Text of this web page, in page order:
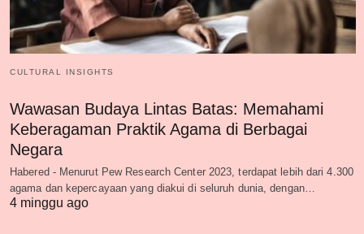
CULTURAL INSIGHTS
Wawasan Budaya Lintas Batas: Memahami
Keberagaman Praktik Agama di Berbagai
Negara
Habered - Menurut Pew Research Center 2023, terdapat lebih dari 4.300
agama dan kepercayaan yang diakui di seluruh dunia, dengan…
4 minggu ago